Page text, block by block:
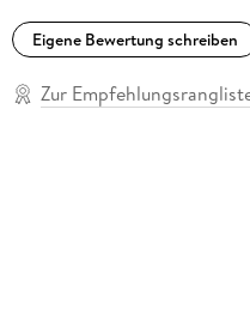
Eigene Bewertung schreiben
Zur